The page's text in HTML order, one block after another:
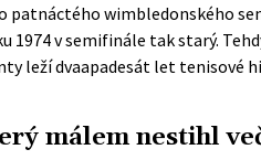
patnáctého wimbledonského
1974 v semifinále tak starý.
leží dvaapadesát let tenisové
málem nestihl